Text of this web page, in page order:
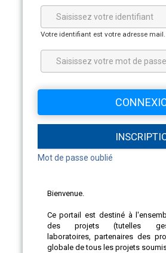
Votre identifiant est votre adresse mail.
Mot de passe oublié
Bienvenue.
Ce portail est destiné à
des projets (tutelles
laboratoires, partenaires des
globale de tous les projets